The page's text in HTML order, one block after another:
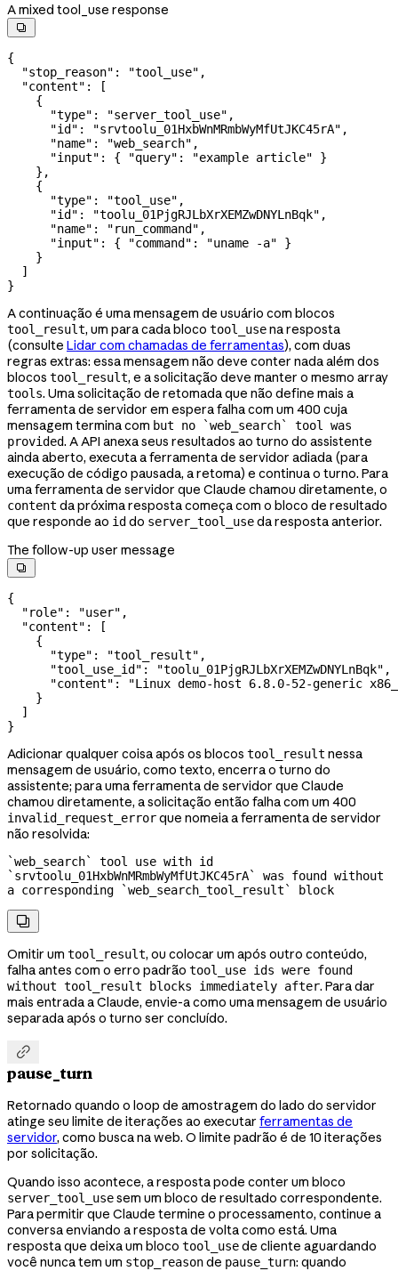
A mixed tool_use response

{
  "stop_reason"
: "tool_use" ,
  "content"
: [
    {
      "type"
: "server_tool_use" ,
      "id"
: "srvtoolu_01HxbWnMRmbWyMfUtJKC45rA" ,
      "name"
: "web_search" ,
      "input"
: { "query" : "example article" }
    },
    {
      "type"
: "tool_use" ,
      "id"
: "toolu_01PjgRJLbXrXEMZwDNYLnBqk" ,
      "name"
: "run_command" ,
      "input"
: { "command" : "uname -a" }
    }
  ]
}
A continuação é uma mensagem de usuário com blocos
tool_result, um para cada bloco tool_usena resposta
(consulte Lidar com chamadas de ferramentas), com duas
regras extras: essa mensagem não deve conter nada além dos
blocos tool_result, e a solicitação deve manter o mesmo array
tools. Uma solicitação de retomada que não define mais a
ferramenta de servidor em espera falha com um 400 cuja
mensagem termina com but no `web_search` tool was
provided. A API anexa seus resultados ao turno do assistente
ainda aberto, executa a ferramenta de servidor adiada (para
execução de código pausada, a retoma) e continua o turno. Para
uma ferramenta de servidor que Claude chamou diretamente, o
content da próxima resposta começa com o bloco de resultado
que responde ao id do server_tool_useda resposta anterior.
The follow-up user message

{
  "role"
: "user" ,
  "content"
: [
    {
      "type"
: "tool_result" ,
      "tool_use_id"
: "toolu_01PjgRJLbXrXEMZwDNYLnBqk" ,
      "content"
:
"Linux demo-host 6.8.0-52-generic
    }
  ]
}
Adicionar qualquer coisa após os blocos tool_result nessa
mensagem de usuário, como texto, encerra o turno do
assistente; para uma ferramenta de servidor que Claude
chamou diretamente, a solicitação então falha com um 400
invalid_request_errorque nomeia a ferramenta de servidor
não resolvida:
`web_search` tool use with id
`srvtoolu_01HxbWnMRmbWyMfUtJKC45rA` was found without
a corresponding `web_search_tool_result` block

Omitir um tool_result, ou colocar um após outro conteúdo,
falha antes com o erro padrão tool_use ids were found
without tool_result blocks immediately after. Para dar
mais entrada a Claude, envie-a como uma mensagem de usuário
separada após o turno ser concluído.

pause_turn
Retornado quando o loop de amostragem do lado do servidor
atinge seu limite de iterações ao executar ferramentas de
servidor, como busca na web. O limite padrão é de 10 iterações
por solicitação.
Quando isso acontece, a resposta pode conter um bloco
server_tool_usesem um bloco de resultado correspondente.
Para permitir que Claude termine o processamento, continue a
conversa enviando a resposta de volta como está. Uma
resposta que deixa um bloco tool_usede cliente aguardando
você nunca tem um stop_reasonde pause_turn: quando